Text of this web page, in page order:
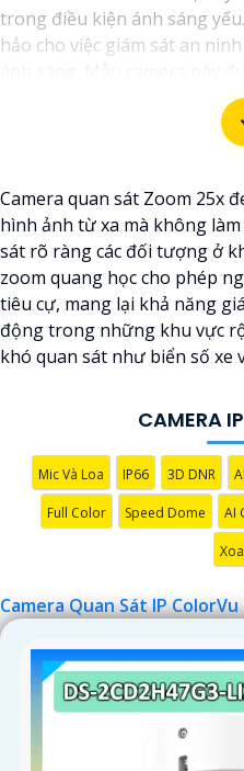
trong điều kiện ánh sáng
hảo cho việc giám sát an
đặt và cài đặt, phù hợp với
phòng, cửa hàng, gia đình,
IP ColorVu cung cấp khả
mọi lúc mọi nơi thông qua
Camera quan sát Zoom 25x
hình ảnh từ xa mà không
sát rõ ràng các đối tượng ở
zoom quang học cho phép
tiêu cự, mang lại khả năng
động trong những khu vực
khó quan sát như biển số xe
CAMERA
Mic Và Loa IP66 3D DNR AI
Full Color Speed Dome AI
Camera Quan Sát IP ColorVu